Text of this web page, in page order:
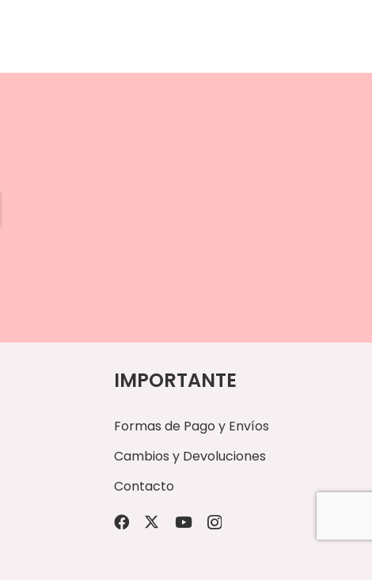
IMPORTANTE
Formas de Pago y Envíos
Cambios y Devoluciones
Contacto